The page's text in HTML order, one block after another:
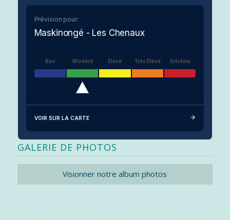
Prévision pour:
Maskinongé - Les Chenaux
Bas Modéré Élevé Très Élevé Extrême
VOIR SUR LA CARTE
GALERIE DE PHOTOS
Visionner notre album photos